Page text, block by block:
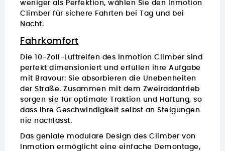
weniger als Perfektion, wählen Sie den Inmotion
Climber für sichere Fahrten bei Tag und bei
Nacht.
Fahrkomfort
Die 10-Zoll-Luftreifen des Inmotion Climber sind
perfekt dimensioniert und erfüllen ihre Aufgabe
mit Bravour: Sie absorbieren die Unebenheiten
der Straße. Zusammen mit dem Zweiradantrieb
sorgen sie für optimale Traktion und Haftung, so
dass Ihre Geschwindigkeit selbst an Steigungen
nie nachlässt.
Das geniale modulare Design des Climber von
Inmotion ermöglicht eine einfache Demontage,